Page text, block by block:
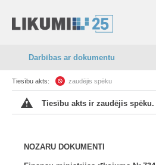
Darbības ar dokumentu
Tiesību akts: zaudējis spēku
Tiesību akts ir zaudējis spēku.
NOZARU DOKUMENTI